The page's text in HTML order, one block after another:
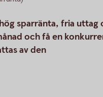
sparränta, fria uttag
och få en
av den